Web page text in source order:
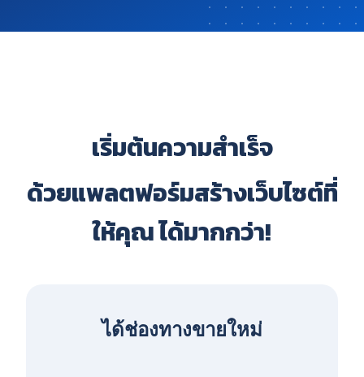
เริ่มต้นความสำเร็จ
ด้วยแพลตฟอร์มสร้างเว็บไซต์ที่
ให้คุณ ได้มากกว่า!
ได้ช่องทางขายใหม่